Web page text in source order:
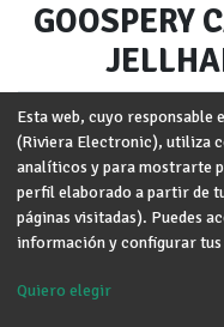
GOOSPERY
Marca: GOOSPERY
Modelo:iPhone 13
Términos y condiciones
Garantía de devolución
Envío: 2-3 días laborales
Esta web, cuyo responsable
(Riviera Electronic), utiliza
analíticos y para mostrarte
perfil elaborado a partir de
páginas visitadas). Puedes
información y configurar
Quiero elegir